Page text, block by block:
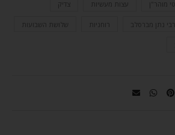
מוהר"ן עצות מעשיות צדיק
רבי נתן מברסלב רוחניות שלושת השבועות